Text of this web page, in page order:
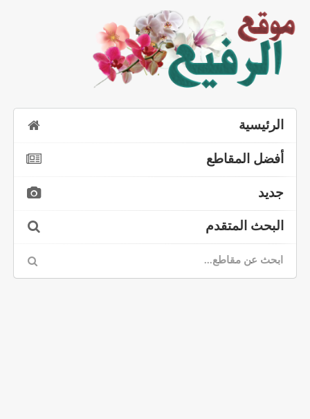
الرئيسية
أفضل المقاطع
جديد
البحث المتقدم